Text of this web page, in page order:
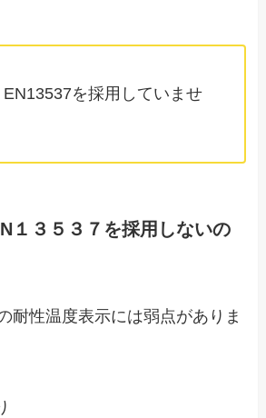
を採用していませ
１３５３７を採用しないの
耐性温度表示には弱点がありま